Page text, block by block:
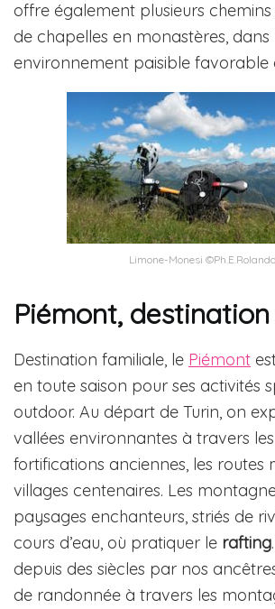
offre également plusieurs
de chapelles en monastères, dans
environnement paisible favorable
Limone-Monesi ©Ph.E.Rolando
Piémont,
Destination familiale, le Piémont
en toute saison pour ses activités
outdoor. Au départ de Turin, on
vallées environnantes à travers
fortifications anciennes, les routes
villages centenaires. Les
paysages enchanteurs, striés de
cours d’eau, où pratiquer le rafting
depuis des siècles par nos
de randonnée à travers les